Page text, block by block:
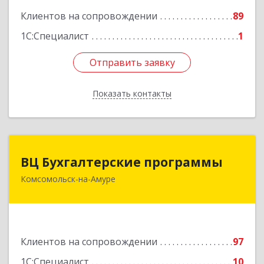
Клиентов на сопровождении
89
1С:Специалист
1
Отправить заявку
Показать контакты
Подробнее
Отправить заявку
Назад
ВЦ Бухгалтерские программы
Комсомольск-на-Амуре
Клиентов на сопровождении
97
681000, Хабаровский край, Комсомольск-на-